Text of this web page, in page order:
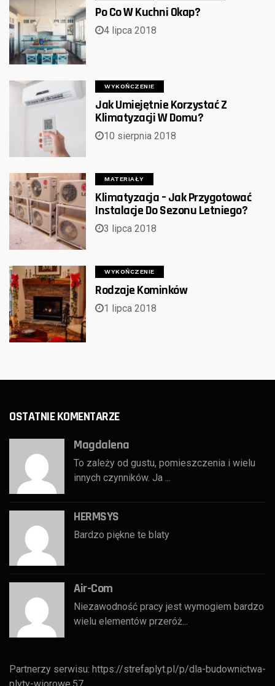
Po Co W Kuchni Okap?
4 lipca 2018
WYKOŃCZENIE
Jak Umiejętnie Korzystać Z
Klimatyzacji W Domu?
10 sierpnia 2018
MATERIAŁY
Klimatyzacja – Jak Przygotować
Instalacje Do Sezonu Letniego?
3 lipca 2018
WYKOŃCZENIE
Rodzaje Kominków
1 lipca 2018
OSTATNIE KOMENTARZE
Magdalena
To zależy od gustu, pomieszczenia i wielu
innych czynników. Ja ...
HERMSYS
Bardzo piękne te blaty
Air-Com
Niezawodność pracy jest wymogiem bardzo
wielu elementów przeróż...
Partnerzy serwisu: https://strefaplyt.pl/p/dla-budownictwa-